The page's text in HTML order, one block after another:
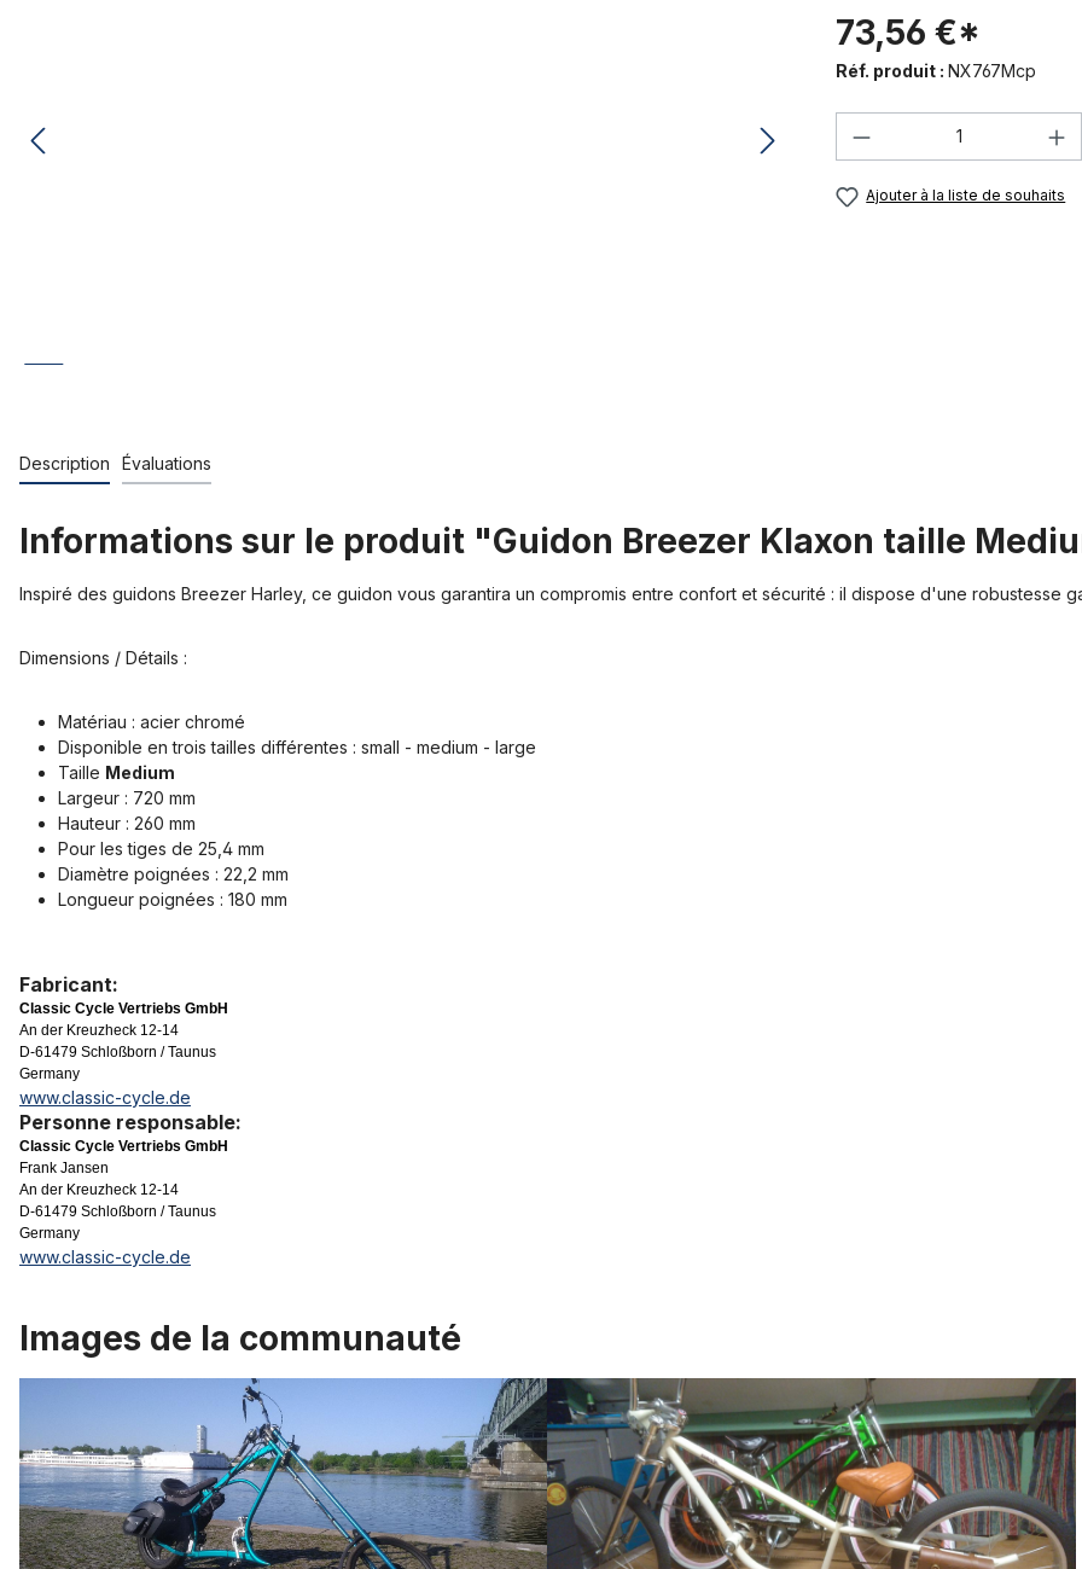
73,56 €*
Réf. produit : NX767Mcp
Quantité de
Ajouter à la liste de souhaits
Description Évaluations
Informations sur le produit "Guidon Breezer Klaxon taille
Inspiré des guidons Breezer Harley, ce guidon vous garantira un compromis entre confort et sécurité : il dispose d'une robustesse
Dimensions / Détails :
Matériau : acier chromé
Disponible en trois tailles différentes : small - medium - large
Taille Medium
Largeur : 720 mm
Hauteur : 260 mm
Pour les tiges de 25,4 mm
Diamètre poignées : 22,2 mm
Longueur poignées : 180 mm
Fabricant:
Classic Cycle Vertriebs GmbH
An der Kreuzheck 12-14
D-61479 Schloßborn / Taunus
Germany
www.classic-cycle.de
Personne responsable:
Classic Cycle Vertriebs GmbH
Frank Jansen
An der Kreuzheck 12-14
D-61479 Schloßborn / Taunus
Germany
www.classic-cycle.de
Images de la communauté